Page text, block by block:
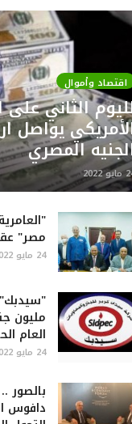
اقتصاد وأموال
الثاني على
يواصل
المصري
2022
مصر" عقد
24 مايو 2022
مليون
العام
24 مايو 2022
بالصور
دافوس